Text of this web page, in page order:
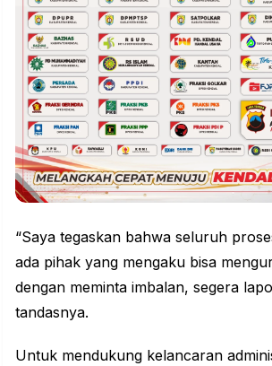
“Saya tegaskan bahwa seluruh
ada pihak yang mengaku bisa
dengan meminta imbalan, segera
tandasnya.
Untuk mendukung kelancaran